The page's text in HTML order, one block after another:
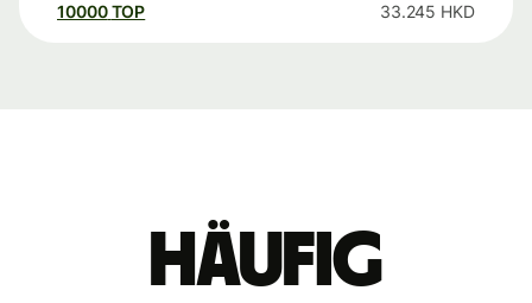
10000 TOP 33.245 HKD
Häufig